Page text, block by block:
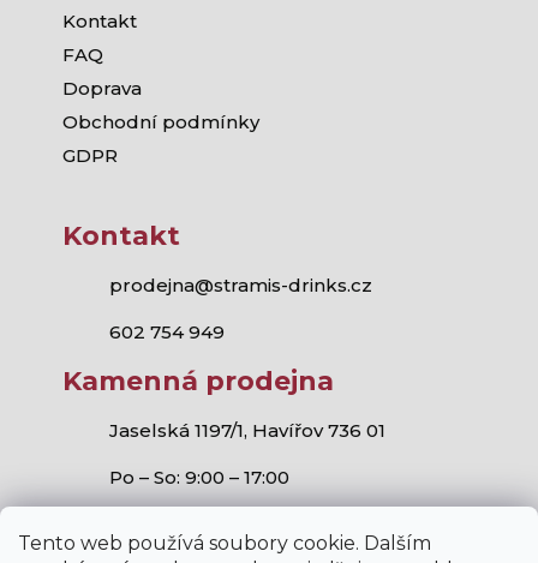
Tento web používá soubory cookie. Dalším
Kontakt
FAQ
Doprava
Obchodní podmínky
GDPR
Kontakt
prodejna@stramis-drinks.cz
602 754 949
Kamenná prodejna
Jaselská 1197/1, Havířov 736 01
Po – So: 9:00 – 17:00